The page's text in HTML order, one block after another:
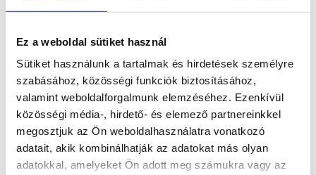
Ez a weboldal sütiket használ
Sütiket használunk a tartalmak és hirdetések személyre
szabásához, közösségi funkciók biztosításához,
valamint weboldalforgalmunk elemzéséhez. Ezenkívül
közösségi média-, hirdető- és elemező partnereinkkel
megosztjuk az Ön weboldalhasználatra vonatkozó
adatait, akik kombinálhatják az adatokat más olyan
adatokkal, amelyeket Ön adott meg számukra vagy az
Bővebb
Tovább
olvasom
Ásvány rózsa